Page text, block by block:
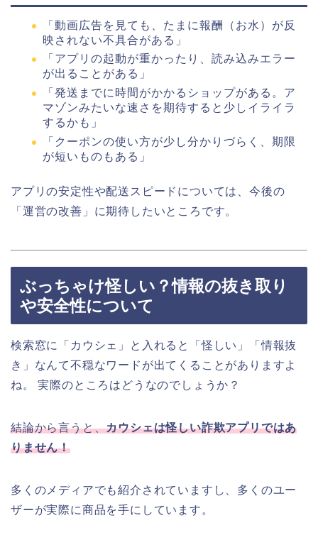
「動画広告を見ても、たまに報酬（お水）が反
映されない不具合がある」
「アプリの起動が重かったり、読み込みエラー
が出ることがある」
「発送までに時間がかかるショップがある。ア
マゾンみたいな速さを期待すると少しイライラ
するかも」
「クーポンの使い方が少し分かりづらく、期限
が短いものもある」
アプリの安定性や配送スピードについては、今後の
「運営の改善」に期待したいところです。
ぶっちゃけ怪しい？情報の抜き取り
や安全性について
検索窓に「カウシェ」と入れると「怪しい」「情報抜
き」なんて不穏なワードが出てくることがありますよ
ね。 実際のところはどうなのでしょうか？
結論から言うと、カウシェは怪しい詐欺アプリではあ
りません！
多くのメディアでも紹介されていますし、多くのユー
ザーが実際に商品を手にしています。